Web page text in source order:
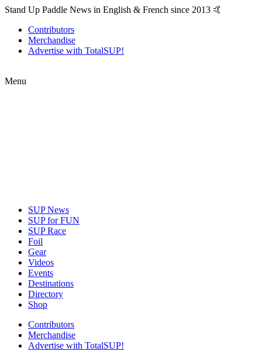
Stand Up Paddle News in English & French since 2013 🤙
Contributors
Merchandise
Advertise with TotalSUP!
Menu
SUP News
SUP for FUN
SUP Race
Foil
Gear
Videos
Events
Destinations
Directory
Shop
Contributors
Merchandise
Advertise with TotalSUP!